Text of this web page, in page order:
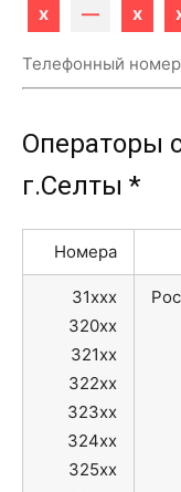
x — x
Телефонный
Операторы
г.Селты *
Номера
31xxx
320xx
321xx
322xx
323xx
324xx
325xx